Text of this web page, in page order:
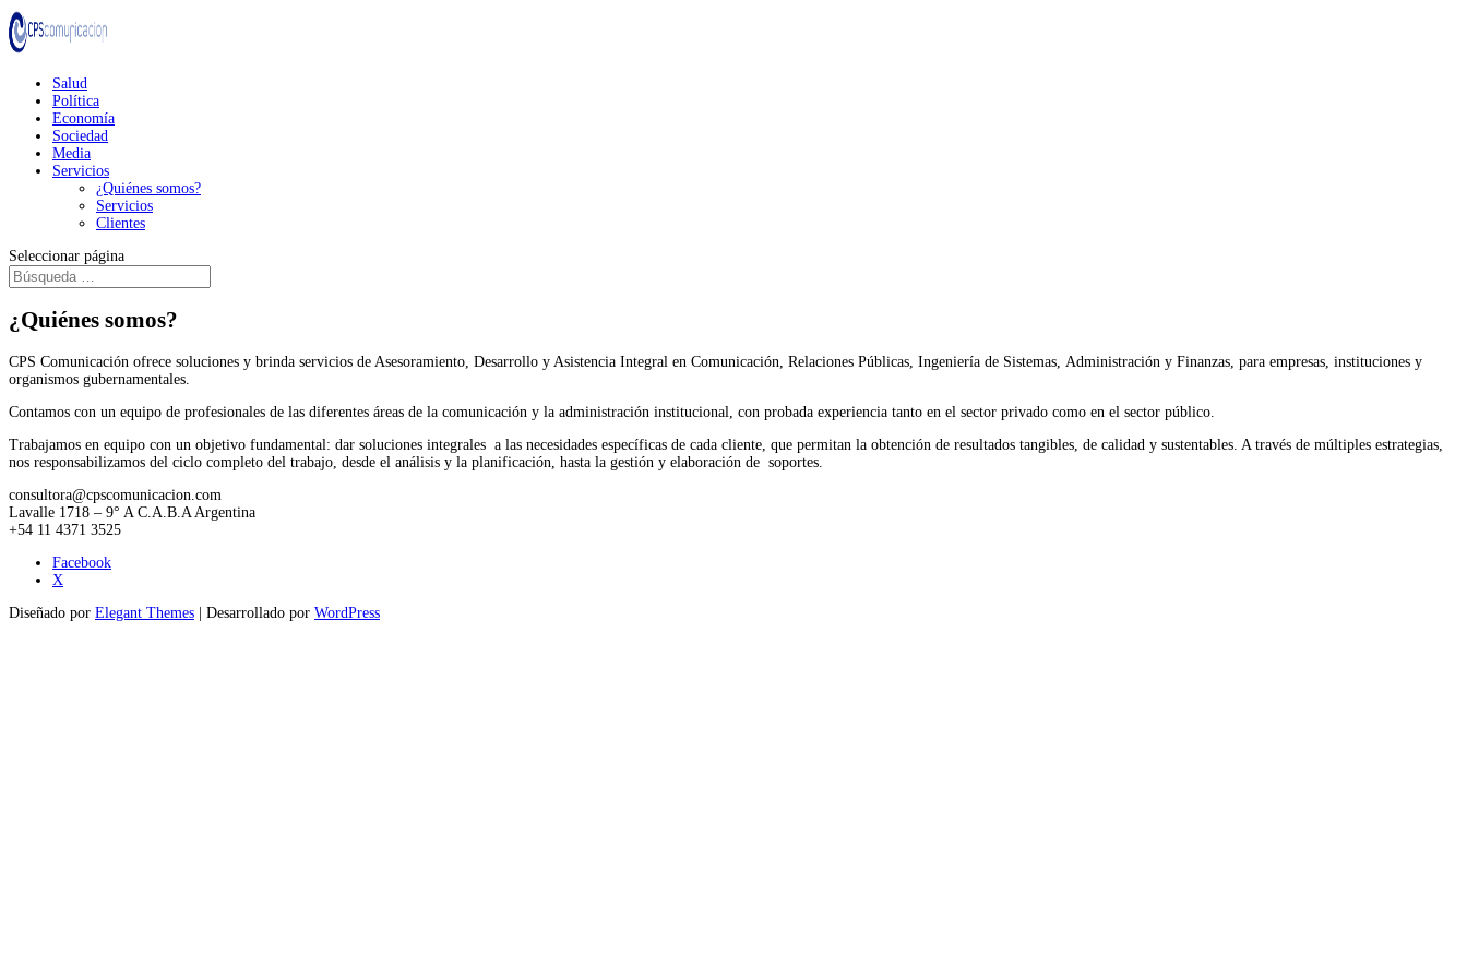
Salud
Política
Economía
Sociedad
Media
Servicios
¿Quiénes somos?
Servicios
Clientes
Seleccionar página
¿Quiénes somos?
CPS Comunicación ofrece soluciones y brinda servicios de Asesoramiento, Desarrollo y Asistencia Integral en Comunicación, Relaciones Públicas, Ingeniería de Sistemas, Administración y Finanzas, para empresas, instituciones y
organismos gubernamentales.
Contamos con un equipo de profesionales de las diferentes áreas de la comunicación y la administración institucional, con probada experiencia tanto en el sector privado como en el sector público.
Trabajamos en equipo con un objetivo fundamental: dar soluciones integrales a las necesidades específicas de cada cliente, que permitan la obtención de resultados tangibles, de calidad y sustentables. A través de múltiples estrategias,
nos responsabilizamos del ciclo completo del trabajo, desde el análisis y la planificación, hasta la gestión y elaboración de soportes.
consultora@cpscomunicacion.com
Lavalle 1718 – 9° A C.A.B.A Argentina
+54 11 4371 3525
Facebook
X
Diseñado por Elegant Themes | Desarrollado por WordPress